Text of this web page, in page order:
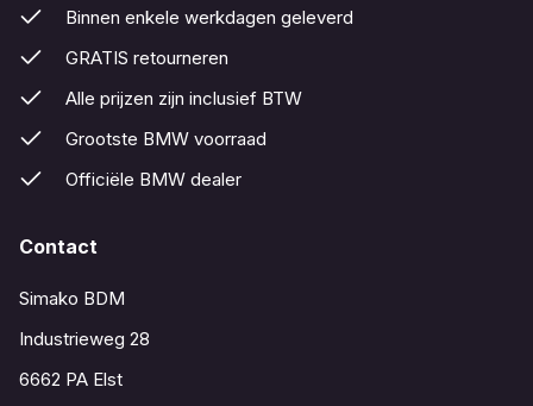
Binnen enkele werkdagen geleverd
GRATIS retourneren
Alle prijzen zijn inclusief BTW
Grootste BMW voorraad
Officiële BMW dealer
Contact
Simako BDM
Industrieweg 28
6662 PA Elst